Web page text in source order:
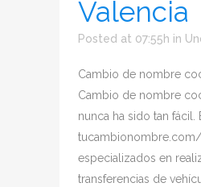
Valencia
Posted at 07:55h in
Cambio de nombre
Cambio de nombre
nunca ha sido tan fácil.
especializados en
transferencias de